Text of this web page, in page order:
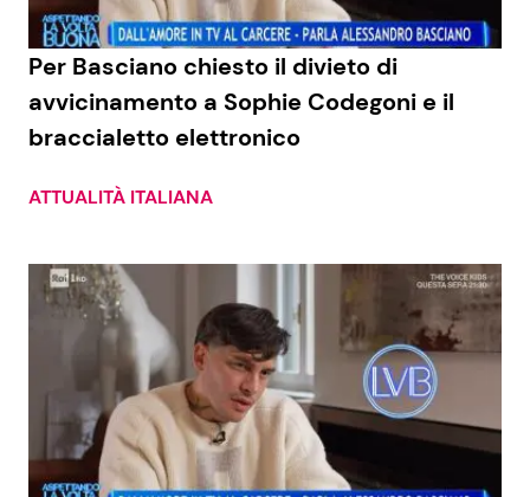
Per Basciano chiesto il divieto di
avvicinamento a Sophie Codegoni e il
braccialetto elettronico
ATTUALITÀ ITALIANA